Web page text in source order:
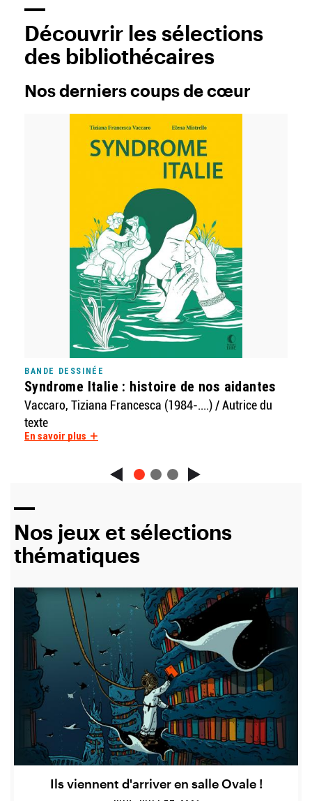
Découvrir les sélections
des bibliothécaires
Nos derniers coups de cœur
BANDE DESSINÉE
Syndrome Italie : histoire de nos aidantes
Vaccaro, Tiziana Francesca (1984-....) / Autrice du
texte
En savoir plus
Nos jeux et sélections
thématiques
Ils viennent d'arriver en salle Ovale !